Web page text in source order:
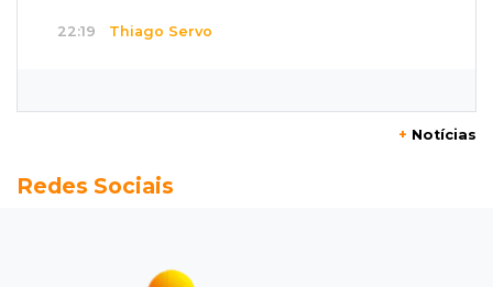
22:19 Thiago Servo
Semana vai começar com 909 novas
Flagrante
+ Notícias
Redes Sociais